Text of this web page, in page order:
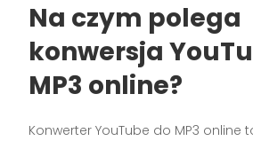
Na czym polega
konwersja
MP3 online?
Konwerter YouTube do MP3 online